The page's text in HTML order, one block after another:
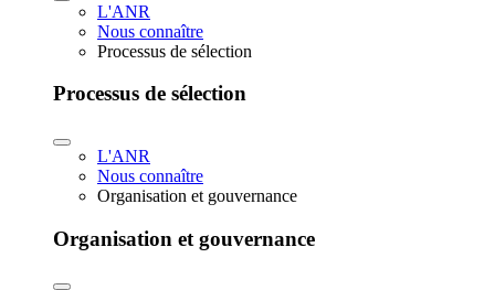
L'ANR
Nous connaître
Processus de sélection
Processus de sélection
L'ANR
Nous connaître
Organisation et gouvernance
Organisation et gouvernance